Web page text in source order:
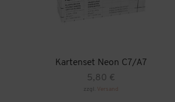
Kartenset Neon C7/A7
5,80 €
zzgl. Versand